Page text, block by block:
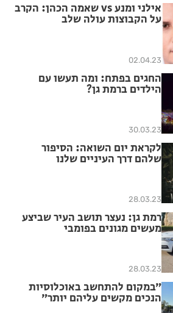
אילני ומנע vs שאמה הכהן: הקרב
על הקבוצות עולה שלב
02.04.23
החגים בפתח: ומה תעשו עם
הילדים ברמת גן?
30.03.23
לקראת יום השואה: הסיפור
שלהם דרך העיניים שלנו
28.03.23
רמת גן: נעצר תושב העיר שביצע
מעשים מגונים בפומבי
28.03.23
״במקום להתחשב באוכלוסיות
הנכים מקשים עליהם יותר״